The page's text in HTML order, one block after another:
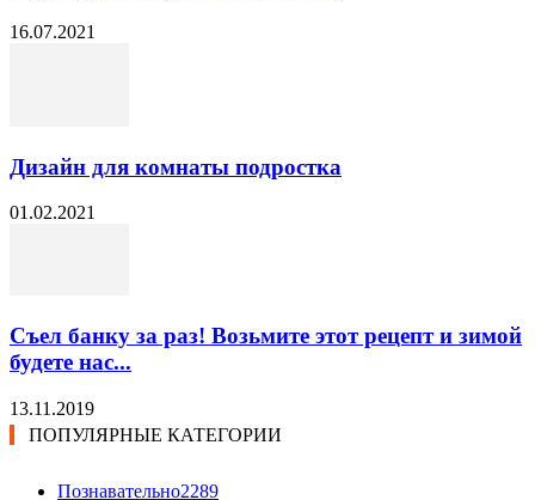
16.07.2021
Дизайн для комнаты подростка
01.02.2021
Съел банку за раз! Возьмите этот рецепт и зимой
будете нас...
13.11.2019
ПОПУЛЯРНЫЕ КАТЕГОРИИ
Познавательно2289